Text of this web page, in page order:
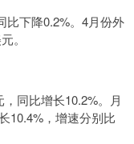
比下降0.2%。4月份外
。
同比增长10.2%。月
10.4%，增速分别比